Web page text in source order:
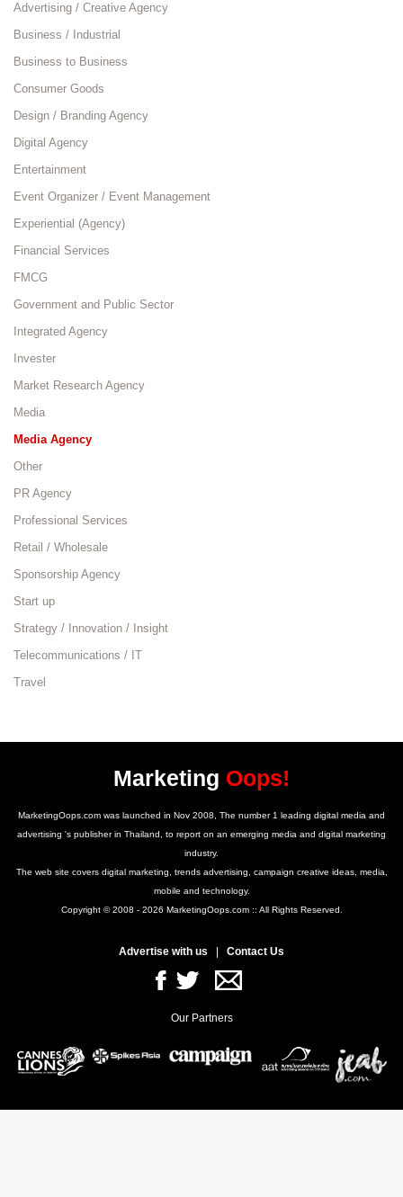
Advertising / Creative Agency
Business / Industrial
Business to Business
Consumer Goods
Design / Branding Agency
Digital Agency
Entertainment
Event Organizer / Event Management
Experiential (Agency)
Financial Services
FMCG
Government and Public Sector
Integrated Agency
Invester
Market Research Agency
Media
Media Agency
Other
PR Agency
Professional Services
Retail / Wholesale
Sponsorship Agency
Start up
Strategy / Innovation / Insight
Telecommunications / IT
Travel
Marketing Oops!
MarketingOops.com was launched in Nov 2008, The number 1 leading digital media and
advertising 's publisher in Thailand, to report on an emerging media and digital marketing
industry.
The web site covers digital marketing, trends advertising, campaign creative ideas, media,
mobile and technology.
Copyright © 2008 - 2026 MarketingOops.com :: All Rights Reserved.
Advertise with us | Contact Us
Our Partners